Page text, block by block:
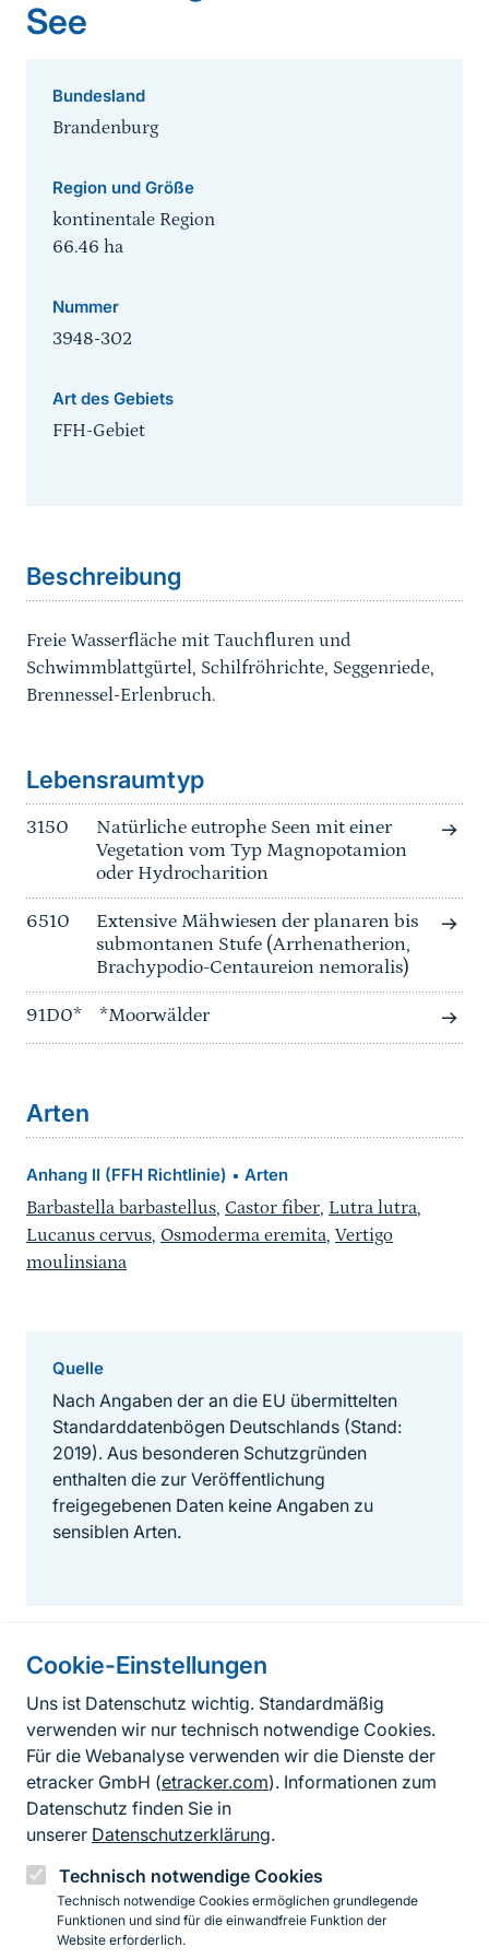
Cookie-Einstellungen
Uns ist Datenschutz wichtig. Standardmäßig
verwenden wir nur technisch notwendige Cookies.
Für die Webanalyse verwenden wir die Dienste der
etracker GmbH (etracker.com). Informationen zum
Datenschutz finden Sie in
unserer Datenschutzerklärung.
Technisch notwendige Cookies
Technisch notwendige Cookies ermöglichen grundlegende
Funktionen und sind für die einwandfreie Funktion der
Website erforderlich.
See
Bundesland
Brandenburg
Region und Größe
kontinentale Region
66.46 ha
Nummer
3948-302
Art des Gebiets
FFH-Gebiet
Beschreibung
Freie Wasserfläche mit Tauchfluren und
Schwimmblattgürtel, Schilfröhrichte, Seggenriede,
Brennessel-Erlenbruch.
Lebensraumtyp
3150
Natürliche eutrophe Seen mit einer
Vegetation vom Typ Magnopotamion
oder Hydrocharition
6510
Extensive Mähwiesen der planaren bis
submontanen Stufe (Arrhenatherion,
Brachypodio-Centaureion nemoralis)
91D0* *Moorwälder
Arten
Anhang II (FFH Richtlinie) • Arten
Barbastella barbastellus, Castor fiber, Lutra lutra,
Lucanus cervus, Osmoderma eremita, Vertigo
moulinsiana
Quelle
Nach Angaben der an die EU übermittelten
Standarddatenbögen Deutschlands (Stand:
2019). Aus besonderen Schutzgründen
enthalten die zur Veröffentlichung
freigegebenen Daten keine Angaben zu
sensiblen Arten.
Informationen zur Seite
FußzeileKontakt zum BfN
Kontaktformular
Erklärung zur Barrierefreiheit
Impressum
Datenschutz